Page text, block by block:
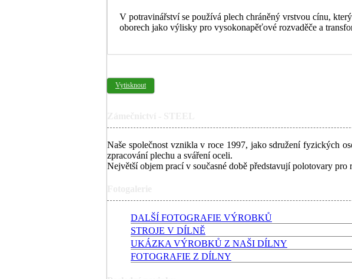
V potravinářství se používá plech chráněný vrstvou cínu,
oborech jako výlisky pro vysokonapěťové rozvaděče a
Vytisknout
Naše společnost vznikla v roce 1997, jako sdružení fyzických
zpracování plechu a sváření oceli.
Největší objem prací v současné době představují polotovary
DALŠÍ FOTOGRAFIE VÝROBKŮ
STROJE V DÍLNĚ
UKÁZKA VÝROBKŮ Z NAŠI DÍLNY
FOTOGRAFIE Z DÍLNY